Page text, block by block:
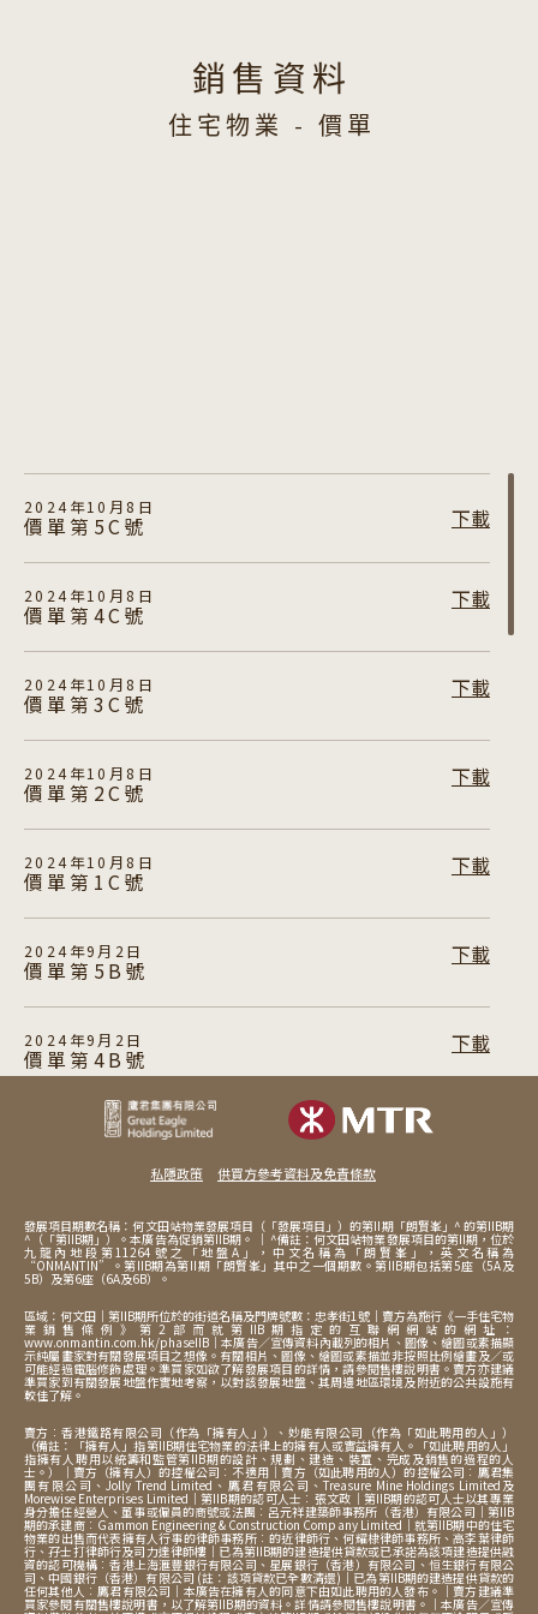
2024年10月8日
價單第5C號 下載
2024年10月8日
價單第4C號
下載
2024年10月8日
價單第3C號
下載
2024年10月8日
價單第2C號
下載
2024年10月8日
價單第1C號
下載
2024年9月2日
價單第5B號
下載
2024年9月2日
價單第4B號
下載
2024年9月2日
2024年9月2日
價單第2B號
下載
2024年9月2日
價單第1B號
下載
2024年5月14日 下載
2024年5月14日
價單第4A號
下載
2024年5月14日
價單第3A號
下載
銷售資料
住宅物業 - 價單
私隱政策 供買方參考資料及免責條款
發展項目期數名稱：何文田站物業發展項目（「發展項目」）的第II期「朗賢峯」^ 的第IIB期
^（「第IIB期」）。本廣告為促銷第IIB期。 ｜ ^備註：何文田站物業發展項目的第II期，位於
九龍內地段第11264號之「地盤A」，中文名稱為「朗賢峯」，英文名稱為
“ONMANTIN”。第IIB期為第II期「朗賢峯」其中之一個期數。第IIB期包括第5座（5A及
5B）及第6座（6A及6B） 。
區域：何文田｜第IIB期所位於的街道名稱及門牌號數：忠孝街1號｜賣方為施行《一手住宅物
業銷售條例》第2部而就第IIB期指定的互聯網網站的網址：
www.onmantin.com.hk/phaseIIB｜本廣告／宣傳資料內載列的相片、圖像、繪圖或素描顯
示純屬畫家對有關發展項目之想像。有關相片、圖像、繪圖或素描並非按照比例繪畫及／或
可能經過電腦修飾處理。準買家如欲了解發展項目的詳情，請參閱售樓說明書。賣方亦建議
準買家到有關發展地盤作實地考察，以對該發展地盤、其周邊地區環境及附近的公共設施有
較佳了解。
賣方︰香港鐵路有限公司（作為「擁有人」）、妙能有限公司（作為「如此聘用的人」）
（備註：「擁有人」指第IIB期住宅物業的法律上的擁有人或實益擁有人。「如此聘用的人」
指擁有人聘用以統籌和監管第IIB期的設計、規劃、建造、裝置、完成及銷售的過程的人
士。）｜賣方（擁有人）的控權公司︰不適用｜賣方（如此聘用的人）的控權公司︰鷹君集
團有限公司、Jolly Trend Limited、鷹君有限公司、Treasure Mine Holdings Limited及
Morewise Enterprises Limited｜第IIB期的認可人士︰張文政｜第IIB期的認可人士以其專業
身分擔任經營人、董事或僱員的商號或法團︰呂元祥建築師事務所（香港）有限公司｜第IIB
期的承建商︰Gammon Engineering & Construction Company Limited｜就第IIB期中的住宅
物業的出售而代表擁有人行事的律師事務所︰的近律師行、何耀棣律師事務所、高李葉律師
行、孖士打律師行及司力達律師樓｜已為第IIB期的建造提供貸款或已承諾為該項建造提供融
資的認可機構︰香港上海滙豐銀行有限公司、星展銀行（香港）有限公司、恒生銀行有限公
司、中國銀行（香港）有限公司 (註：該項貸款已全數清還)｜已為第IIB期的建造提供貸款的
任何其他人︰鷹君有限公司｜本廣告在擁有人的同意下由如此聘用的人發布。｜賣方建議準
買家參閱有關售樓說明書，以了解第IIB期的資料。詳情請參閱售樓說明書。｜本廣告／宣傳